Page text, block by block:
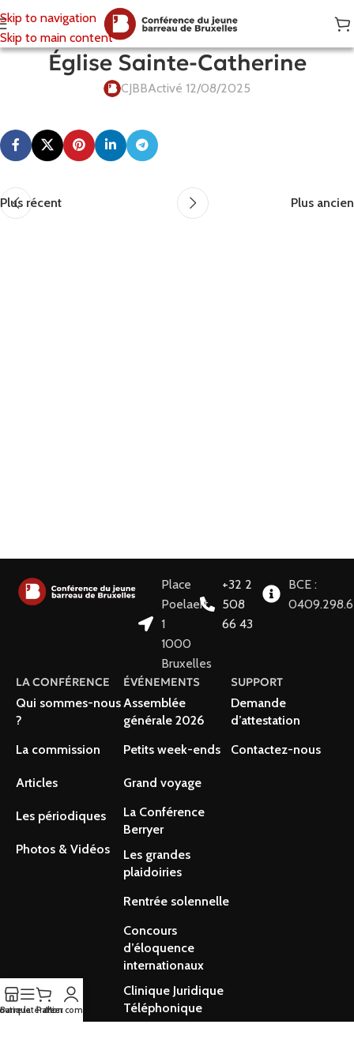
Skip to navigation
Skip to main content
Église Sainte-Catherine
CJBBActivé 12/08/2025
Plus récent Plus ancien
Place
Poelaert
1
1000
Bruxelles
+32 2
508
66 43
BCE :
LA CONFÉRENCE
Qui sommes-nous
?
La commission
Articles
Les périodiques
Photos & Vidéos
ÉVÉNEMENTS
Assemblée
générale 2026
Petits week-ends
Grand voyage
La Conférence
Berryer
Les grandes
plaidoiries
Rentrée solennelle
Concours
d’éloquence
internationaux
Clinique Juridique
Téléphonique
SUPPORT
Demande
d’attestation
Contactez-nous
Barre latérale
Panier
Mon compte